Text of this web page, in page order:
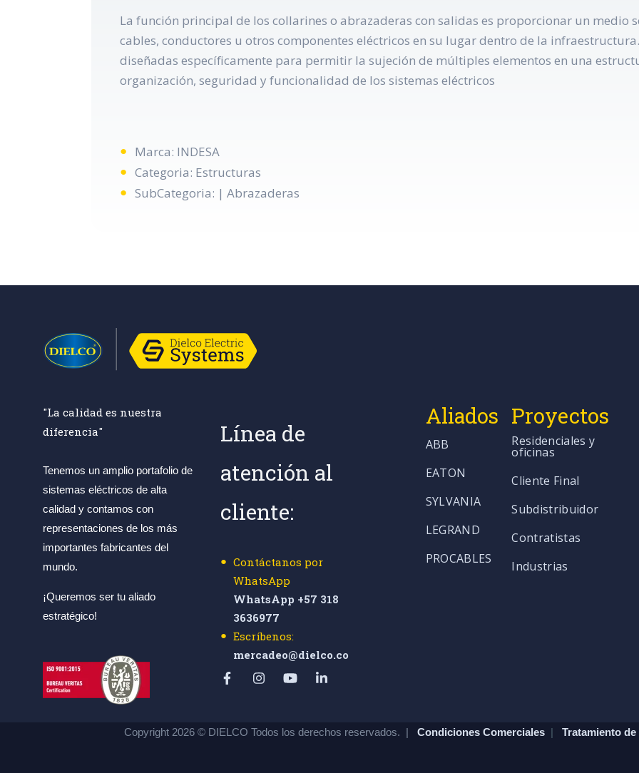
La función principal de los collarines o abrazaderas con salidas es proporcionar un medio
cables, conductores u otros componentes eléctricos en su lugar dentro de la
diseñadas específicamente para permitir la sujeción de múltiples elementos en una
organización, seguridad y funcionalidad de los sistemas eléctricos
Marca: INDESA
Categoria: Estructuras
SubCategoria: | Abrazaderas
"La calidad es nuestra
diferencia"
Tenemos un amplio portafolio de
sistemas eléctricos de alta
calidad y contamos con
representaciones de los más
importantes fabricantes del
mundo.
¡Queremos ser tu aliado
estratégico!
Línea de
atención al
cliente:
Contáctanos por
WhatsApp
WhatsApp +57 318
3636977
Escríbenos:
mercadeo@dielco.co
Aliados
ABB
EATON
SYLVANIA
LEGRAND
PROCABLES
Proyectos
Residenciales y
oficinas
Cliente Final
Subdistribuidor
Contratistas
Industrias
Copyright 2026 © DIELCO Todos los derechos reservados. | Condiciones Comerciales| Tratamiento